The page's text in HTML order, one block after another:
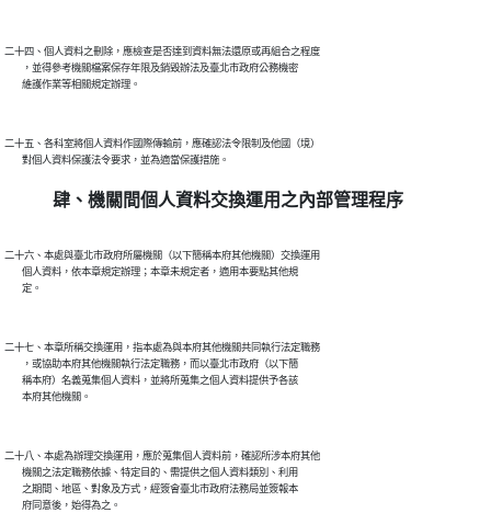
二十四、個人資料之刪除，應檢查是否達到資料無法還原或再組合之程度
        ，並得參考機關檔案保存年限及銷毀辦法及臺北市政府公務機密
二十五、各科室將個人資料作國際傳輸前，應確認法令限制及他國（境）
肆、機關間個人資料交換運用之內部管理程序
二十六、本處與臺北市政府所屬機關（以下簡稱本府其他機關）交換運用
        個人資料，依本章規定辦理；本章未規定者，適用本要點其他規
二十七、本章所稱交換運用，指本處為與本府其他機關共同執行法定職務
        ，或協助本府其他機關執行法定職務，而以臺北市政府（以下簡
        稱本府）名義蒐集個人資料，並將所蒐集之個人資料提供予各該
二十八、本處為辦理交換運用，應於蒐集個人資料前，確認所涉本府其他
        機關之法定職務依據、特定目的、需提供之個人資料類別、利用
        之期間、地區、對象及方式，經簽會臺北市政府法務局並簽報本
        府同意後，始得為之。